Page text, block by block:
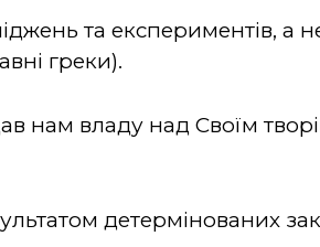
та експериментів, а
греки).
нам владу над Своїм
детермінованих